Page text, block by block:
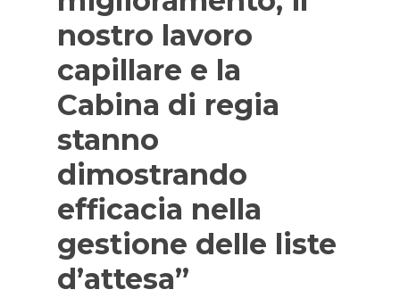
nostro lavoro
capillare e la
Cabina di regia
stanno
dimostrando
efficacia nella
gestione delle liste
d’attesa”